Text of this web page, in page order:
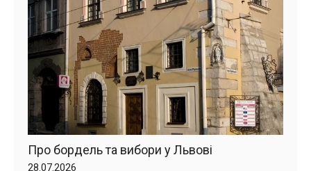
Про бордель та вибори у Львові
28.07.2026